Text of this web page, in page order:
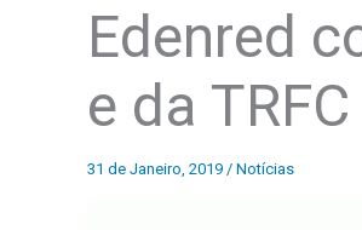
Edenred
e da TRFC
31 de Janeiro, 2019 / Notícias